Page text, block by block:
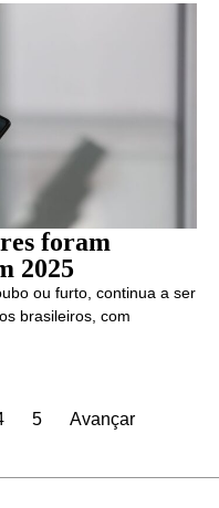
foram
2025
ou furto, continua a ser
brasileiros, com
5 Avançar